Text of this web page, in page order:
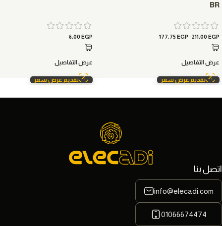
BR
177,75 EGP–211,00 EGP
عرض التفاصيل
تقديم عرض سعر
6,00 EGP
عرض التفاصيل
تقديم عرض سعر
اتصل بنا
info@elecadi.com
01066674474